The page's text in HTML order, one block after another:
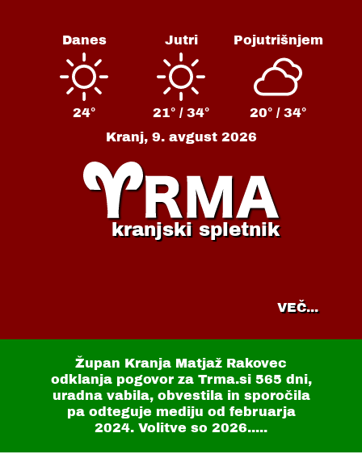
Danes
24°
Jutri
21° / 34°
Pojutrišnjem
20° / 34°
Kranj, 9. avgust 2026
kranjski spletnik
VEČ...
Župan Kranja Matjaž Rakovec
odklanja pogovor za Trma.si 565 dni,
uradna vabila, obvestila in sporočila
pa odteguje mediju od februarja
2024. Volitve so 2026.....